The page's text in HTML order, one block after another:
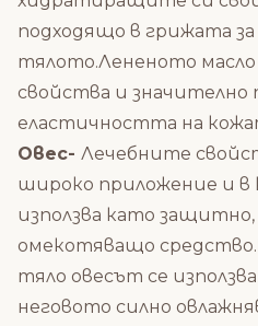
подходящо в грижата
тялото.Лененото
свойства и значително
еластичността на
Овес- Лечебните
широко приложение и в
използва като
омекотяващо
тяло овесът се
неговото силно